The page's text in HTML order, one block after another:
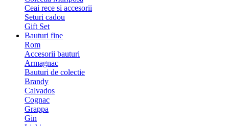
Ceai rece si accesorii
Seturi cadou
Gift Set
Bauturi fine
Rom
Accesorii bauturi
Armagnac
Bauturi de colectie
Brandy
Calvados
Cognac
Grappa
Gin